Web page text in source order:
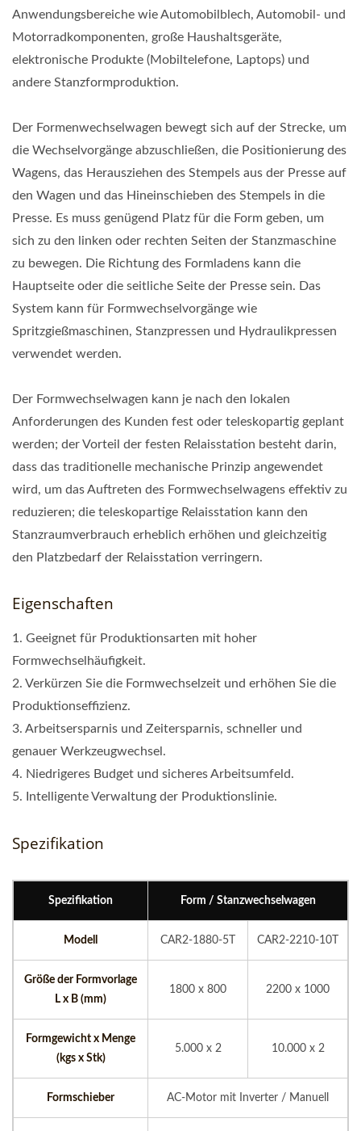
Anwendungsbereiche wie Automobilblech, Automobil- und
Motorradkomponenten, große Haushaltsgeräte,
elektronische Produkte (Mobiltelefone, Laptops) und
andere Stanzformproduktion.
Der Formenwechselwagen bewegt sich auf der Strecke, um
die Wechselvorgänge abzuschließen, die Positionierung des
Wagens, das Herausziehen des Stempels aus der Presse auf
den Wagen und das Hineinschieben des Stempels in die
Presse. Es muss genügend Platz für die Form geben, um
sich zu den linken oder rechten Seiten der Stanzmaschine
zu bewegen. Die Richtung des Formladens kann die
Hauptseite oder die seitliche Seite der Presse sein. Das
System kann für Formwechselvorgänge wie
Spritzgießmaschinen, Stanzpressen und Hydraulikpressen
verwendet werden.
Der Formwechselwagen kann je nach den lokalen
Anforderungen des Kunden fest oder teleskopartig geplant
werden; der Vorteil der festen Relaisstation besteht darin,
dass das traditionelle mechanische Prinzip angewendet
wird, um das Auftreten des Formwechselwagens effektiv zu
reduzieren; die teleskopartige Relaisstation kann den
Stanzraumverbrauch erheblich erhöhen und gleichzeitig
den Platzbedarf der Relaisstation verringern.
Eigenschaften
1. Geeignet für Produktionsarten mit hoher
Formwechselhäufigkeit.
2. Verkürzen Sie die Formwechselzeit und erhöhen Sie die
Produktionseffizienz.
3. Arbeitsersparnis und Zeitersparnis, schneller und
genauer Werkzeugwechsel.
4. Niedrigeres Budget und sicheres Arbeitsumfeld.
5. Intelligente Verwaltung der Produktionslinie.
Spezifikation
Spezifikation Form / Stanzwechselwagen
Modell CAR2-1880-5T CAR2-2210-10T
Größe der Formvorlage
L x B (mm)
1800 x 800 2200 x 1000
Formgewicht x Menge
(kgs x Stk)
5.000 x 2 10.000 x 2
Formschieber AC-Motor mit Inverter / Manuell